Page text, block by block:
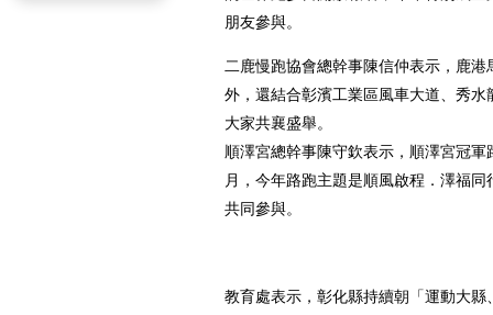
朋友參與。
二鹿慢跑協會總幹事陳信仲表示，鹿
外，還結合彰濱工業區風車大道、秀
大家共襄盛舉。
順澤宮總幹事陳守欽表示，順澤宮冠軍
月，今年路跑主題是順風啟程．澤福
共同參與。
教育處表示，彰化縣持續朝「運動大